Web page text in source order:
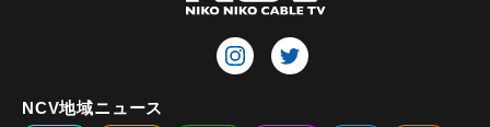
NCV地域ニュース